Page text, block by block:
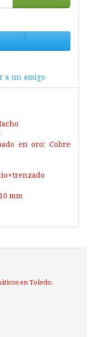
a un amigo
en oro: Cobre
mm
en Toledo.